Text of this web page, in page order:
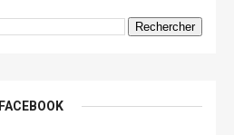
FACEBOOK